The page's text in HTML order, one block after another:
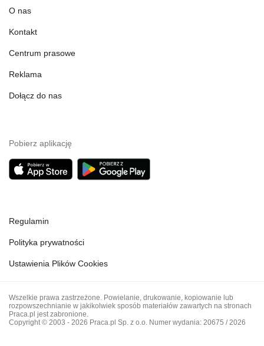
O nas
Kontakt
Centrum prasowe
Reklama
Dołącz do nas
Pobierz aplikację
Regulamin
Polityka prywatności
Ustawienia Plików Cookies
Wszelkie prawa zastrzeżone. Powielanie, drukowanie, kopiowanie lub
rozpowszechnianie w jakikolwiek sposób materiałów zawartych na stronach
Praca.pl jest zabronione.
Copyright © 2003 - 2026 Praca.pl Sp. z o.o. Numer wydania: 20675 / 2026